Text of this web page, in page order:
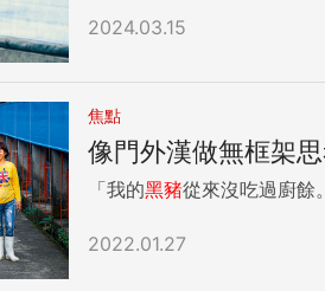
2024.03.15
焦點
像門外漢做無框架
「我的黑豬從來沒吃過廚餘
2022.01.27